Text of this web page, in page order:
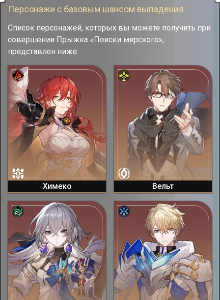
Персонажи с базовым шансом выпадения
Список персонажей, которых вы можете получить при
совершении Прыжка «Поиски мирского»,
представлен ниже.
Химеко Вельт